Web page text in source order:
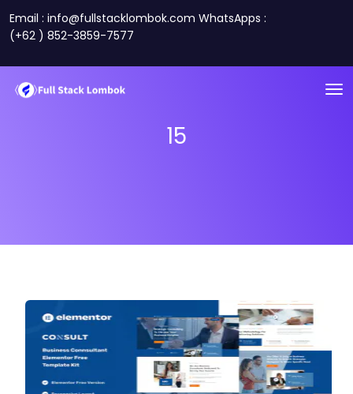
Email : info@fullstacklombok.com WhatsApps :
(+62 ) 852-3859-7577
15